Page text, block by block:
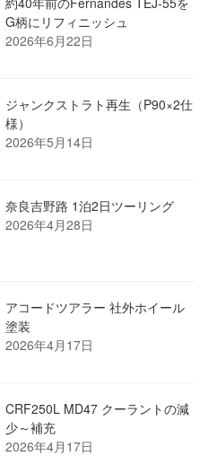
G柄にリフィニッシュ
2026年6月22日
ジャンクストラト再生（P90×2仕
様）
2026年5月14日
奈良吉野路 1泊2日ツーリング
2026年4月28日
アコードツアラー 社外ホイール
塗装
2026年4月17日
CRF250L MD47 クーラントの減
少～補充
2026年4月17日